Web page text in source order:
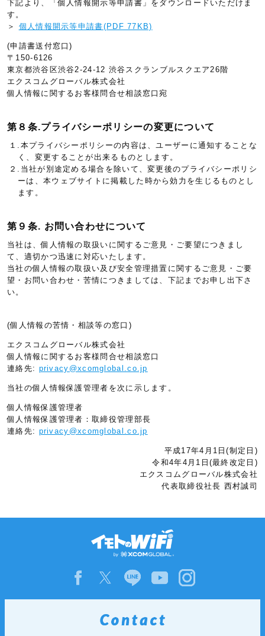
下記より、「個人情報開示等申請書」をダウンロードいただけま
す。
＞ 個人情報開示等申請書(PDF 77KB)
(申請書送付窓口)
〒150-6126
東京都渋谷区渋谷2-24-12 渋谷スクランブルスクエア26階
エクスコムグローバル株式会社
個人情報に関するお客様問合せ相談窓口宛
第８条.プライバシーポリシーの変更について
１.本プライバシーポリシーの内容は、ユーザーに通知することな
く、変更することが出来るものとします。
２.当社が別途定める場合を除いて、変更後のプライバシーポリシ
ーは、本ウェブサイトに掲載した時から効力を生じるものとし
ます。
第９条. お問い合わせについて
当社は、個人情報の取扱いに関するご意見・ご要望につきまし
て、適切かつ迅速に対応いたします。
当社の個人情報の取扱い及び安全管理措置に関するご意見・ご要
望・お問い合わせ・苦情につきましては、下記までお申し出下さ
い。
(個人情報の苦情・相談等の窓口)
エクスコムグローバル株式会社
個人情報に関するお客様問合せ相談窓口
連絡先: privacy@xcomglobal.co.jp
当社の個人情報保護管理者を次に示します。
個人情報保護管理者
個人情報保護管理者：取締役管理部長
連絡先: privacy@xcomglobal.co.jp
平成17年4月1日(制定日)
令和4年4月1日(最終改定日)
エクスコムグローバル株式会社
代表取締役社長 西村誠司